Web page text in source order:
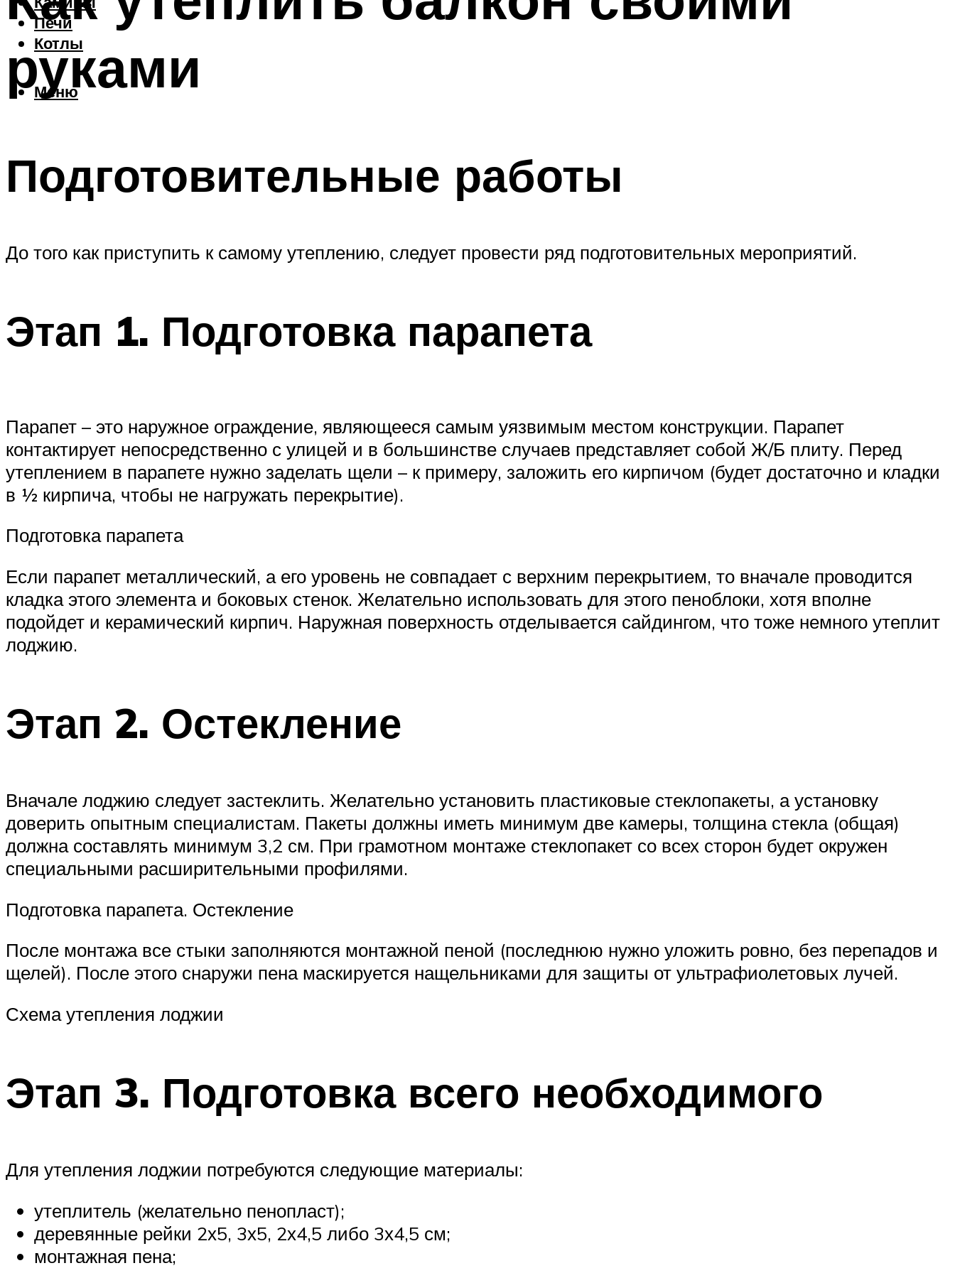
Печи
Котлы
Меню
руками
Подготовительные работы
До того как приступить к самому утеплению, следует провести ряд подготовительных мероприятий.
Этап 1. Подготовка парапета
Парапет – это наружное ограждение, являющееся самым уязвимым местом конструкции. Парапет
контактирует непосредственно с улицей и в большинстве случаев представляет собой Ж/Б плиту. Перед
утеплением в парапете нужно заделать щели – к примеру, заложить его кирпичом (будет достаточно и кладки
в ½ кирпича, чтобы не нагружать перекрытие).
Подготовка парапета
Если парапет металлический, а его уровень не совпадает с верхним перекрытием, то вначале проводится
кладка этого элемента и боковых стенок. Желательно использовать для этого пеноблоки, хотя вполне
подойдет и керамический кирпич. Наружная поверхность отделывается сайдингом, что тоже немного утеплит
лоджию.
Этап 2. Остекление
Вначале лоджию следует застеклить. Желательно установить пластиковые стеклопакеты, а установку
доверить опытным специалистам. Пакеты должны иметь минимум две камеры, толщина стекла (общая)
должна составлять минимум 3,2 см. При грамотном монтаже стеклопакет со всех сторон будет окружен
специальными расширительными профилями.
Подготовка парапета. Остекление
После монтажа все стыки заполняются монтажной пеной (последнюю нужно уложить ровно, без перепадов и
щелей). После этого снаружи пена маскируется нащельниками для защиты от ультрафиолетовых лучей.
Схема утепления лоджии
Этап 3. Подготовка всего необходимого
Для утепления лоджии потребуются следующие материалы:
утеплитель (желательно пенопласт);
деревянные рейки 2х5, 3х5, 2х4,5 либо 3х4,5 см;
монтажная пена;